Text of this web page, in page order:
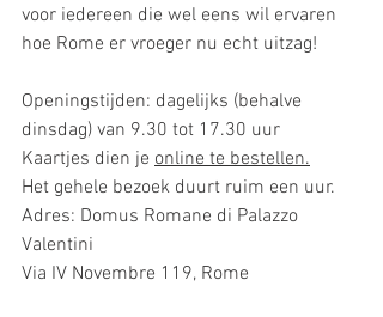
voor iedereen die wel eens wil ervaren
hoe Rome er vroeger nu echt uitzag!
Openingstijden: dagelijks (behalve
dinsdag) van 9.30 tot 17.30 uur
Kaartjes dien je online te bestellen.
Het gehele bezoek duurt ruim een uur.
Adres: Domus Romane di Palazzo
Valentini
Via IV Novembre 119, Rome